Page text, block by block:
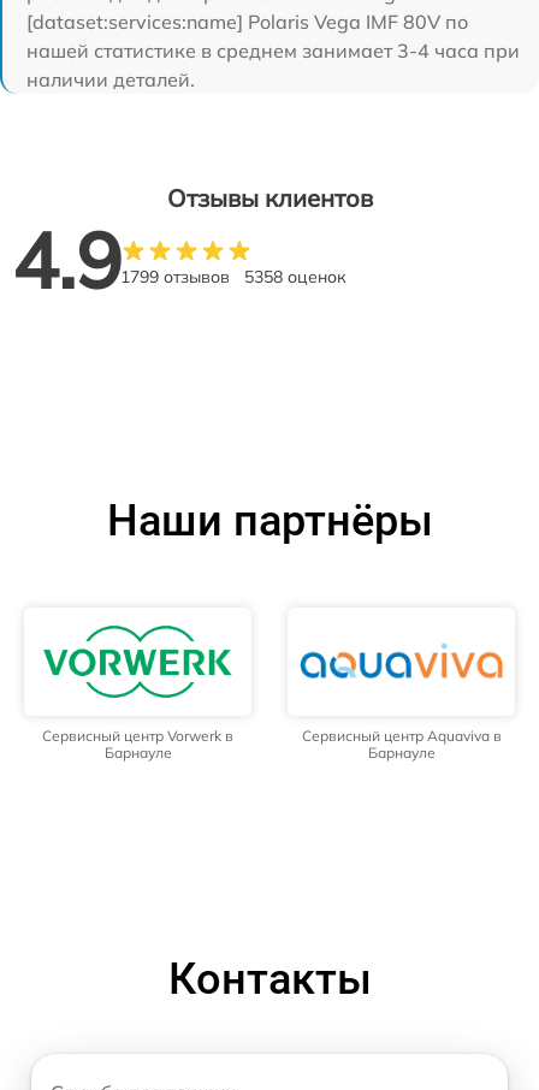
[dataset:services:name] Polaris Vega IMF 80V по
нашей статистике в среднем занимает 3-4 часа при
наличии деталей.
Отзывы клиентов
4.91799 отзывов 5358 оценок
Наши партнёры
Сервисный центр Vorwerk в
Барнауле
Сервисный центр Aquaviva в
Барнауле
Контакты